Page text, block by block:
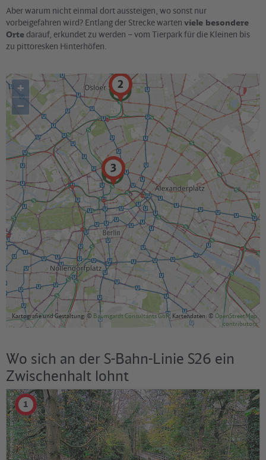
Aber warum nicht einmal dort aussteigen, wo sonst nur
vorbeigefahren wird? Entlang der Strecke warten viele besondere
Orte darauf, erkundet zu werden – vom Tierpark für die Kleinen bis
zu pittoresken Hinterhöfen.
+
–
Kartografie und Gestaltung: © Baumgardt Consultants GbR, Kartendaten: ©OpenStreetMap
contributors
Wo sich an der S-Bahn-Linie S26 ein
Zwischenhalt lohnt
©
Advaitadost / wikimedia.org 1